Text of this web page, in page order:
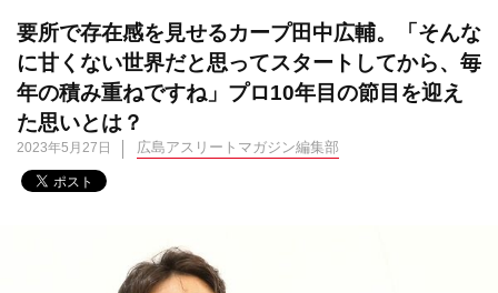
要所で存在感を見せるカープ田中広輔。「そんな
に甘くない世界だと思ってスタートしてから、毎
年の積み重ねですね」プロ10年目の節目を迎え
た思いとは？
2023年5月27日 広島アスリートマガジン編集部